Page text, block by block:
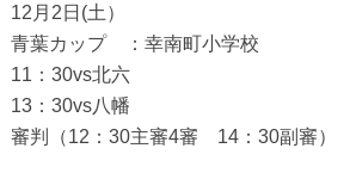
12月2日(土）
青葉カップ ：幸南町小学校
11：30vs北六
13：30vs八幡
審判（12：30主審4審 14：30副審）